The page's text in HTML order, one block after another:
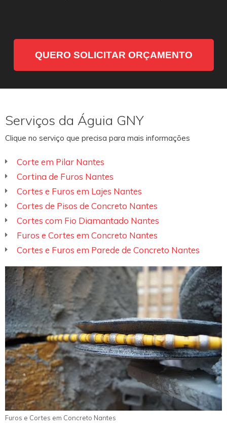
QUERO SOLICITAR ORÇAMENTO
Serviços da Águia GNY
Clique no serviço que precisa para mais informações
Corte em Pilar Nantes
Cortina de Furos Nantes
Cortes e Furos em Lajes Nantes
Cortes de Pisos de Concreto Nantes
Cortes com Fio Diamantado Nantes
Furos e Cortes em Concreto Nantes
Cortes e Furos em Parede de Concreto Nantes
Furos e Cortes em Concreto Nantes